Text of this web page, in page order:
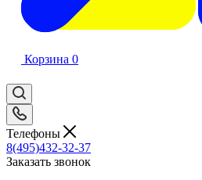
Корзина 0
Телефоны
8(495)432-32-37
Заказать звонок